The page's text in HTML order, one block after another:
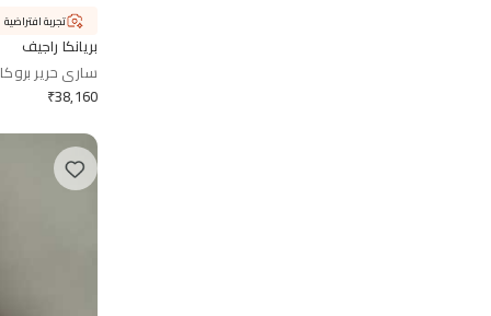
بريانكا راجيف
ساري حرير
₹38,160
تجربة افتراضية